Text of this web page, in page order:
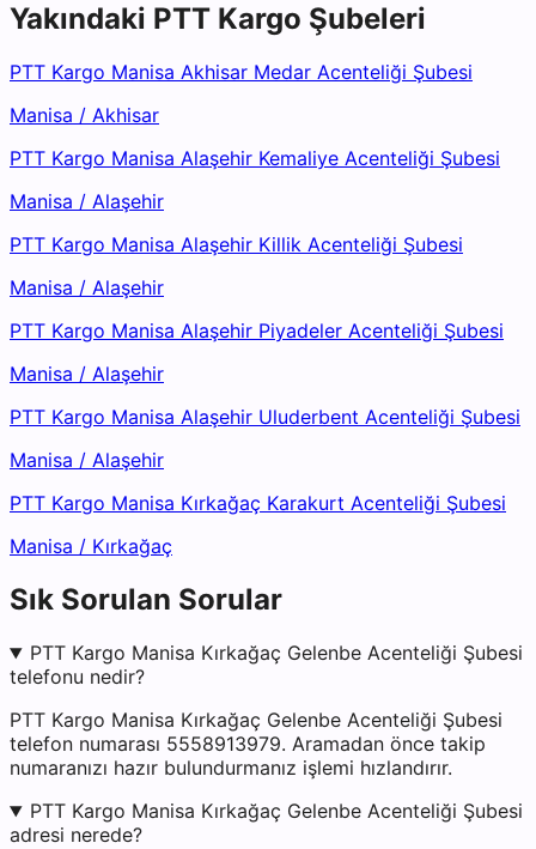
Yakındaki PTT Kargo Şubeleri
PTT Kargo Manisa Akhisar Medar Acenteliği Şubesi
Manisa / Akhisar
PTT Kargo Manisa Alaşehir Kemaliye Acenteliği Şubesi
Manisa / Alaşehir
PTT Kargo Manisa Alaşehir Killik Acenteliği Şubesi
Manisa / Alaşehir
PTT Kargo Manisa Alaşehir Piyadeler Acenteliği Şubesi
Manisa / Alaşehir
PTT Kargo Manisa Alaşehir Uluderbent Acenteliği Şubesi
Manisa / Alaşehir
PTT Kargo Manisa Kırkağaç Karakurt Acenteliği Şubesi
Manisa / Kırkağaç
Sık Sorulan Sorular
PTT Kargo Manisa Kırkağaç Gelenbe Acenteliği Şubesi
telefonu nedir?
PTT Kargo Manisa Kırkağaç Gelenbe Acenteliği Şubesi
telefon numarası 5558913979. Aramadan önce takip
numaranızı hazır bulundurmanız işlemi hızlandırır.
PTT Kargo Manisa Kırkağaç Gelenbe Acenteliği Şubesi
adresi nerede?